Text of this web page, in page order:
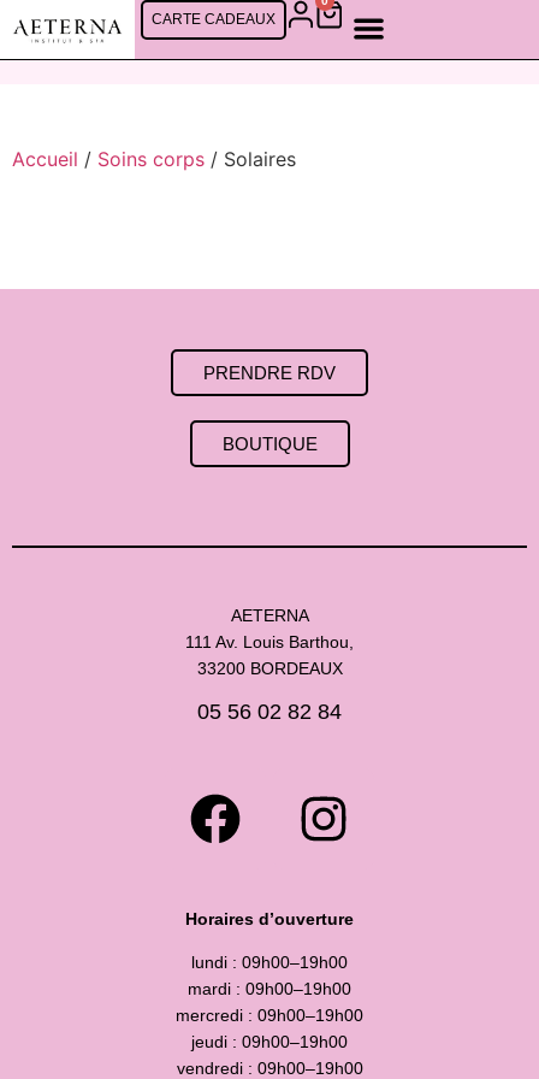
CARTE CADEAUX
Accueil / Soins corps / Solaires
PRENDRE RDV
BOUTIQUE
AETERNA
111 Av. Louis Barthou,
33200 BORDEAUX
05 56 02 82 84
Horaires d’ouverture
lundi : 09h00–19h00
mardi : 09h00–19h00
mercredi : 09h00–19h00
jeudi : 09h00–19h00
vendredi : 09h00–19h00